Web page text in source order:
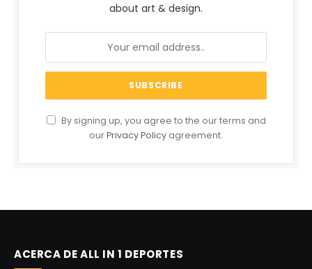
about art & design.
By signing up, you agree to the our terms and
ourPrivacy Policy agreement.
ACERCA DE ALL IN 1 DEPORTES